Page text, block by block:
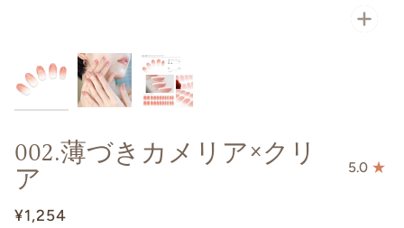
002.薄づきカメリア×クリ
ア 5.0
¥1,254